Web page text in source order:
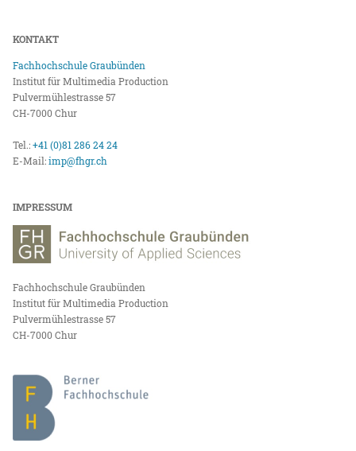
KONTAKT
Fachhochschule Graubünden
Institut für Multimedia Production
Pulvermühlestrasse 57
CH-7000 Chur
Tel.:+41 (0)81 286 24 24
E-Mail:imp@fhgr.ch
IMPRESSUM
Fachhochschule Graubünden
Institut für Multimedia Production
Pulvermühlestrasse 57
CH-7000 Chur